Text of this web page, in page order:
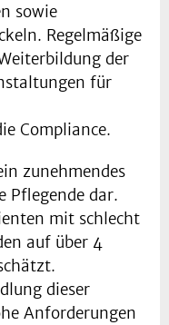
sowie
Regelmäßige
der
für
Compliance.
zunehmendes
Pflegende dar.
mit schlecht
auf über 4
dieser
Anforderungen